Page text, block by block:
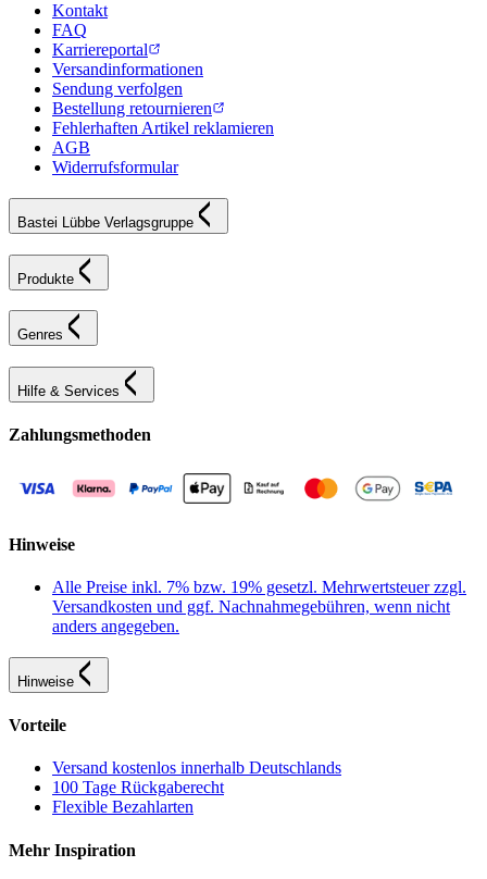
Kontakt
FAQ
Karriereportal
Versandinformationen
Sendung verfolgen
Bestellung retournieren
Fehlerhaften Artikel reklamieren
AGB
Widerrufsformular
Bastei Lübbe Verlagsgruppe
Produkte
Genres
Hilfe & Services
Zahlungsmethoden
Hinweise
Alle Preise inkl. 7% bzw. 19% gesetzl. Mehrwertsteuer zzgl.
Versandkosten und ggf. Nachnahmegebühren, wenn nicht
anders angegeben.
Hinweise
Vorteile
Versand kostenlos innerhalb Deutschlands
100 Tage Rückgaberecht
Flexible Bezahlarten
Mehr Inspiration